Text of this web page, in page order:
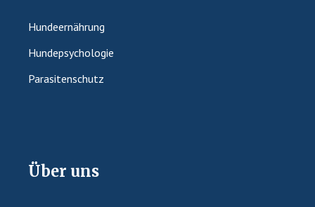
Hundeernährung
Hundepsychologie
Parasitenschutz
Über uns